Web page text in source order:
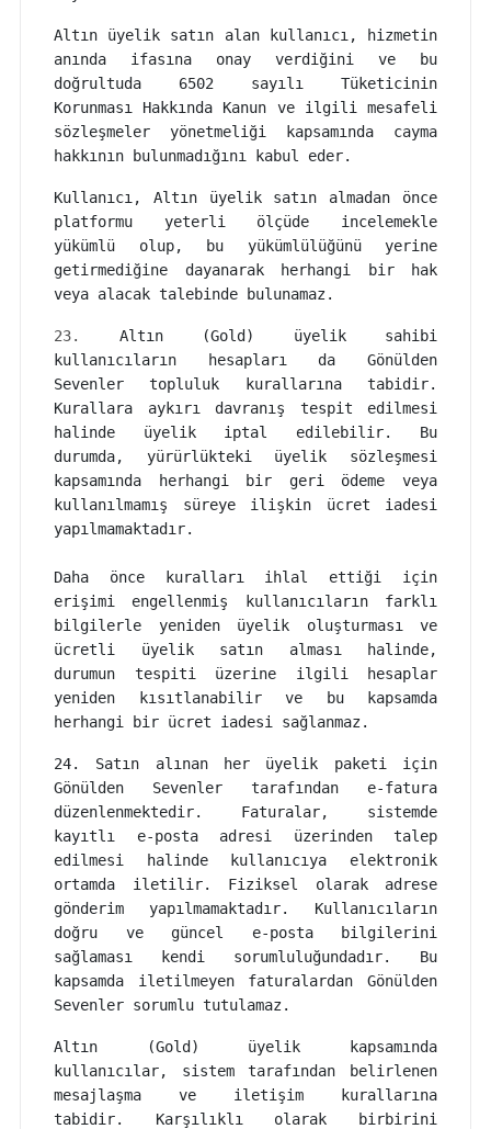
Altın üyelik satın alan kullanıcı, hizmetin
anında ifasına onay verdiğini ve bu
doğrultuda 6502 sayılı Tüketicinin
Korunması Hakkında Kanun ve ilgili mesafeli
sözleşmeler yönetmeliği kapsamında cayma
hakkının bulunmadığını kabul eder.
Kullanıcı, Altın üyelik satın almadan önce
platformu yeterli ölçüde incelemekle
yükümlü olup, bu yükümlülüğünü yerine
getirmediğine dayanarak herhangi bir hak
veya alacak talebinde bulunamaz.
23. Altın (Gold) üyelik sahibi
kullanıcıların hesapları da Gönülden
Sevenler topluluk kurallarına tabidir.
Kurallara aykırı davranış tespit edilmesi
halinde üyelik iptal edilebilir. Bu
durumda, yürürlükteki üyelik sözleşmesi
kapsamında herhangi bir geri ödeme veya
kullanılmamış süreye ilişkin ücret iadesi
yapılmamaktadır.
Daha önce kuralları ihlal ettiği için
erişimi engellenmiş kullanıcıların farklı
bilgilerle yeniden üyelik oluşturması ve
ücretli üyelik satın alması halinde,
durumun tespiti üzerine ilgili hesaplar
yeniden kısıtlanabilir ve bu kapsamda
herhangi bir ücret iadesi sağlanmaz.
24. Satın alınan her üyelik paketi için
Gönülden Sevenler tarafından e-fatura
düzenlenmektedir. Faturalar, sistemde
kayıtlı e-posta adresi üzerinden talep
edilmesi halinde kullanıcıya elektronik
ortamda iletilir. Fiziksel olarak adrese
gönderim yapılmamaktadır. Kullanıcıların
doğru ve güncel e-posta bilgilerini
sağlaması kendi sorumluluğundadır. Bu
kapsamda iletilmeyen faturalardan Gönülden
Sevenler sorumlu tutulamaz.
Altın (Gold) üyelik kapsamında
kullanıcılar, sistem tarafından belirlenen
mesajlaşma ve iletişim kurallarına
tabidir. Karşılıklı olarak birbirini